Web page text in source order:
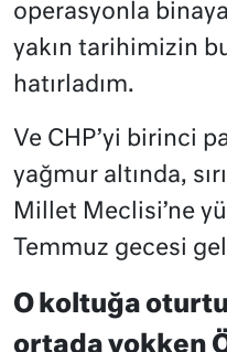
operasyonla
yakın tarihimizin
hatırladım.
Ve CHP’yi birinci
yağmur altında,
Millet Meclisi’ne
Temmuz gecesi
O koltuğa
ortada yokken